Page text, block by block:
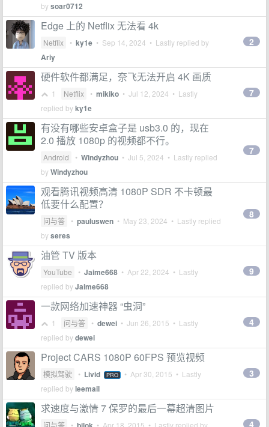
bysoar0712
Edge 上的 Netflix 无法看 4k
Netflix • ky1e • Sep 14, 2024 • Lastly replied by
Ariy
2
硬件软件都满足，奈飞无法开启 4K 画质
1 Netflix • mikiko • Jul 12, 2024 • Lastly
replied byky1e
7
有没有哪些安卓盒子是 usb3.0 的，现在
2.0 播放 1080p 的视频都不行。
Android • Windyzhou • Jul 5, 2024 • Lastly replied
byWindyzhou
7
观看腾讯视频高清 1080P SDR 不卡顿最
低要什么配置？
问与答 • pauluswen • May 23, 2024 • Lastly replied
byseres
8
油管 TV 版本
YouTube • Jaime668 • Apr 22, 2024 • Lastly
replied byJaime668
9
一款网络加速神器 “虫洞”
1 问与答 • dewei • Jun 26, 2015 • Lastly
replied bydewei
4
Project CARS 1080P 60FPS 预览视频
模拟驾驶 • Livid PRO • Apr 30, 2015 • Lastly
replied byleemail
3
求速度与激情 7 保罗的最后一幕超清图片
问与答 • • Apr 18, 2015 • Lastly replied by 4